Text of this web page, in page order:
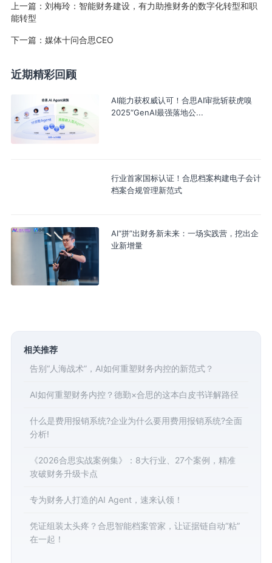
上一篇： 刘梅玲：智能财务建设，有力助推财务的数字化转型和职
能转型
下一篇： 媒体十问合思CEO
近期精彩回顾
AI能力获权威认可！合思AI审批斩获虎嗅
2025“GenAI最强落地公...
行业首家国标认证！合思档案构建电子会计
档案合规管理新范式
AI“拼”出财务新未来：一场实践营，挖出企
业新增量​
相关推荐
告别“人海战术”，AI如何重塑财务内控的新范式？
AI如何重塑财务内控？德勤×合思的这本白皮书详解路径
什么是费用报销系统?企业为什么要用费用报销系统?全面
分析!
《2026合思实战案例集》：8大行业、27个案例，精准
攻破财务升级卡点
专为财务人打造的AI Agent，速来认领！
凭证组装太头疼？合思智能档案管家，让证据链自动“粘”
在一起！